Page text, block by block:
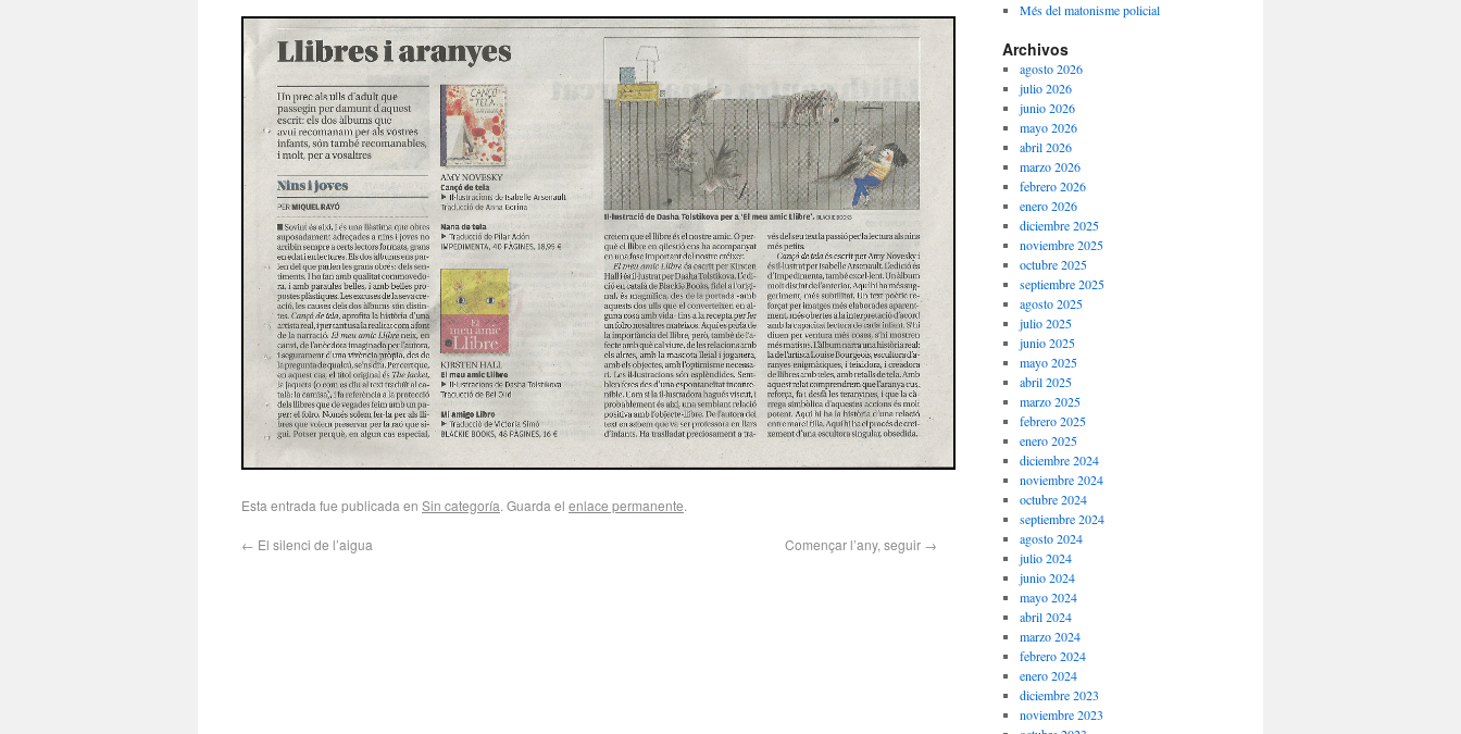
Esta entrada fue publicada en Sin categoría. Guarda el enlace permanente.
← El silenci de l’aigua Començar l’any, seguir →
Més del matonisme policial
Archivos
agosto 2026
julio 2026
junio 2026
mayo 2026
abril 2026
marzo 2026
febrero 2026
enero 2026
diciembre 2025
noviembre 2025
octubre 2025
septiembre 2025
agosto 2025
julio 2025
junio 2025
mayo 2025
abril 2025
marzo 2025
febrero 2025
enero 2025
diciembre 2024
noviembre 2024
octubre 2024
septiembre 2024
agosto 2024
julio 2024
junio 2024
mayo 2024
abril 2024
marzo 2024
febrero 2024
enero 2024
diciembre 2023
noviembre 2023